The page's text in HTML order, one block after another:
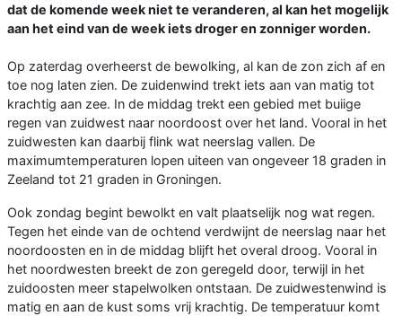
dat de komende week niet te veranderen, al kan het mogelijk
aan het eind van de week iets droger en zonniger worden.
Op zaterdag overheerst de bewolking, al kan de zon zich af en
toe nog laten zien. De zuidenwind trekt iets aan van matig tot
krachtig aan zee. In de middag trekt een gebied met buiige
regen van zuidwest naar noordoost over het land. Vooral in het
zuidwesten kan daarbij flink wat neerslag vallen. De
maximumtemperaturen lopen uiteen van ongeveer 18 graden in
Zeeland tot 21 graden in Groningen.
Ook zondag begint bewolkt en valt plaatselijk nog wat regen.
Tegen het einde van de ochtend verdwijnt de neerslag naar het
noordoosten en in de middag blijft het overal droog. Vooral in
het noordwesten breekt de zon geregeld door, terwijl in het
zuidoosten meer stapelwolken ontstaan. De zuidwestenwind is
matig en aan de kust soms vrij krachtig. De temperatuur komt